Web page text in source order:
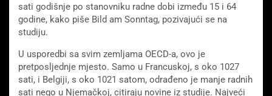
sati godišnje po stanovniku radne dobi između 15 i 64
godine, kako piše Bild am Sonntag, pozivajući se na
studiju.
U usporedbi sa svim zemljama OECD-a, ovo je
pretposljednje mjesto. Samo u Francuskoj, s oko 1027
sati, i Belgiji, s oko 1021 satom, odrađeno je manje radnih
sati nego u Njemačkoj, citiraju novine iz studije. Najveći